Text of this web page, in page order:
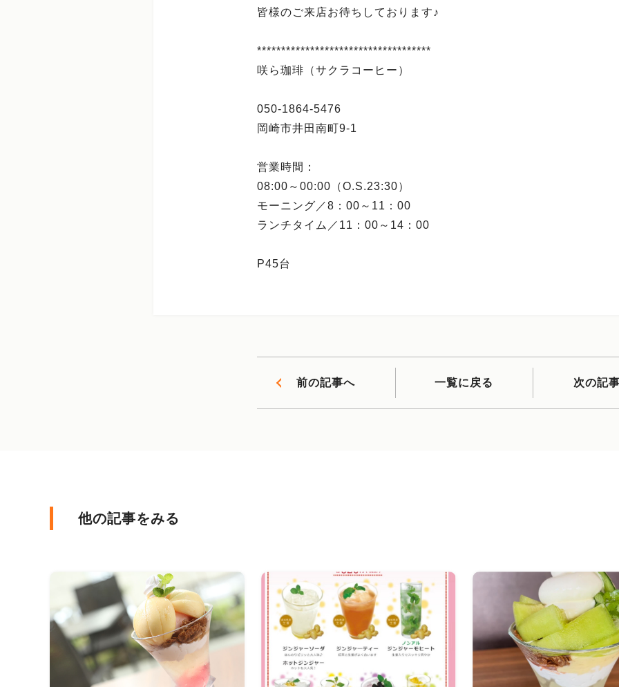
皆様のご来店お待ちしております♪
************************************
咲ら珈琲（サクラコーヒー）
050-1864-5476
岡崎市井田南町9-1
営業時間：
08:00～00:00（O.S.23:30）
モーニング／8：00～11：00
ランチタイム／11：00～14：00
P45台
前の記事へ 次の記
一覧に戻る
他の記事をみる